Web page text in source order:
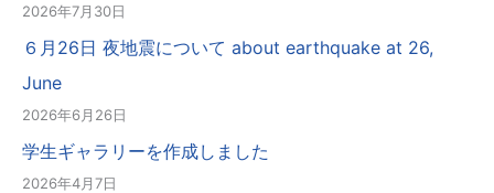
2026年7月30日
６月26日 夜地震について about earthquake at 26,
June
2026年6月26日
学生ギャラリーを作成しました
2026年4月7日